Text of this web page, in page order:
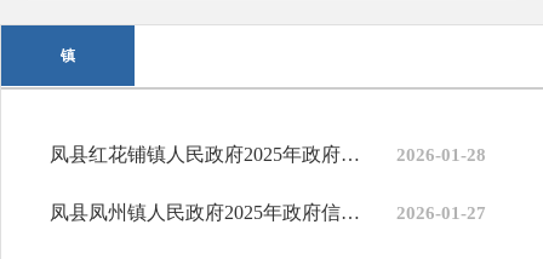
镇
凤县红花铺镇人民政府2025年政府信息公开工作年度报告 2026-01-28
凤县凤州镇人民政府2025年政府信息公开工作年度报告 2026-01-27